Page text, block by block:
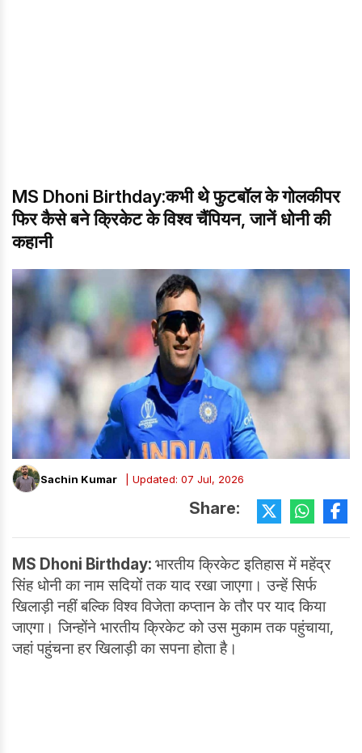
MS Dhoni Birthday:कभी थे फुटबॉल के गोलकीपर
फिर कैसे बने क्रिकेट के विश्व चैंपियन, जानें धोनी की
कहानी
Sachin Kumar | Updated: 07 Jul, 2026
Share:
MS Dhoni Birthday: भारतीय क्रिकेट इतिहास में महेंद्र
सिंह धोनी का नाम सदियों तक याद रखा जाएगा। उन्हें सिर्फ
खिलाड़ी नहीं बल्कि विश्व विजेता कप्तान के तौर पर याद किया
जाएगा। जिन्होंने भारतीय क्रिकेट को उस मुकाम तक पहुंचाया,
जहां पहुंचना हर खिलाड़ी का सपना होता है।